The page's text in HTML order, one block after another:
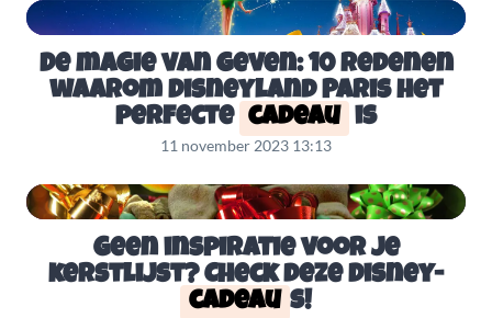
De magie van geven: 10 redenen
waarom Disneyland Paris het
perfecte cadeau is
11 november 2023 13:13
Geen inspiratie voor je
kerstlijst? Check deze Disney-
cadeau s!